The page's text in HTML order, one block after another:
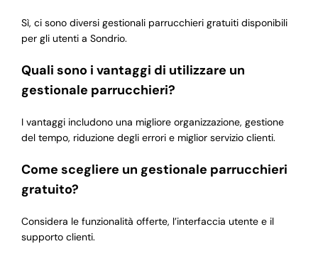
Sì, ci sono diversi gestionali parrucchieri gratuiti disponibili
per gli utenti a Sondrio.
Quali sono i vantaggi di utilizzare un
gestionale parrucchieri?
I vantaggi includono una migliore organizzazione, gestione
del tempo, riduzione degli errori e miglior servizio clienti.
Come scegliere un gestionale parrucchieri
gratuito?
Considera le funzionalità offerte, l’interfaccia utente e il
supporto clienti.